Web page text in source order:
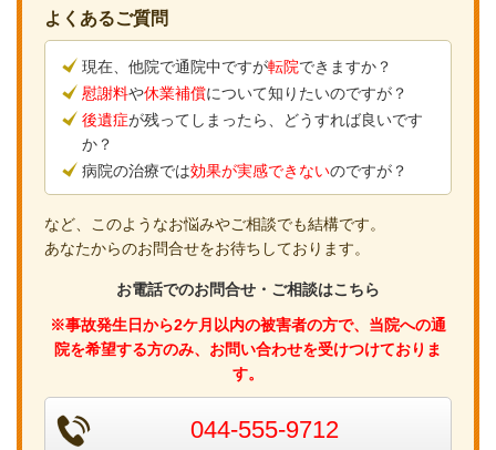
よくあるご質問
現在、他院で通院中ですが転院できますか？
慰謝料や休業補償について知りたいのですが？
後遺症が残ってしまったら、どうすれば良いです
か？
病院の治療では効果が実感できないのですが？
など、このようなお悩みやご相談でも結構です。
あなたからのお問合せをお待ちしております。
お電話でのお問合せ・ご相談はこちら
※事故発生日から2ケ月以内の被害者の方で、当院への通
院を希望する方のみ、お問い合わせを受けつけておりま
す。
044-555-9712